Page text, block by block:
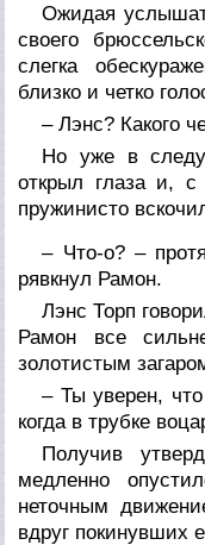
Ожидая
своего
слегка
близко и четко
– Лэнс? Какого
Но уже в
открыл глаза и,
пружинисто
– Что-о? –
рявкнул Рамон.
Лэнс Торп
Рамон все
золотистым
– Ты уверен,
когда в трубке
Получив
медленно
неточным
вдруг покинувших